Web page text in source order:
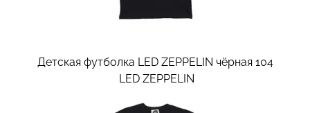
Детская футболка LED ZEPPELIN чёрная 104
LED ZEPPELIN